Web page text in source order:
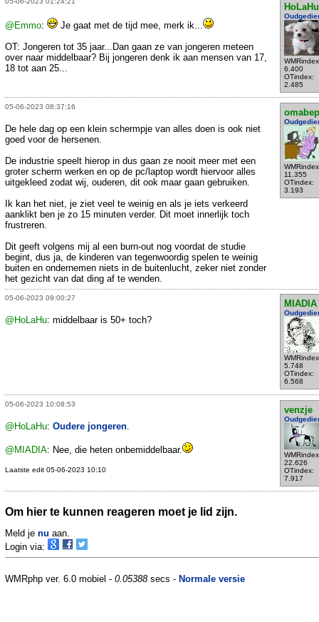
HoLaHu
6.400
OTindex:
2.485
@Emmo:
Je gaat met de tijd mee, merk ik...
OT: Jongeren tot 35 jaar...Dan gaan ze van jongeren meteen
over naar middelbaar? Bij jongeren denk ik aan mensen van 17,
18 tot aan 25...
05-06-2023 08:37:16
omabep
11.355
OTindex:
3.193
De hele dag op een klein schermpje van alles doen is ook niet
goed voor de hersenen.
De industrie speelt hierop in dus gaan ze nooit meer met een
groter scherm werken en op de pc/laptop wordt hiervoor alles
uitgekleed zodat wij, ouderen, dit ook maar gaan gebruiken.
Ik kan het niet, je ziet veel te weinig en als je iets verkeerd
aanklikt ben je zo 15 minuten verder. Dit moet innerlijk toch
frustreren.
Dit geeft volgens mij al een burn-out nog voordat de studie
begint, dus ja, de kinderen van tegenwoordig spelen te weinig
buiten en ondernemen niets in de buitenlucht, zeker niet zonder
het gezicht van dat ding af te wenden.
05-06-2023 09:00:27
MIADIA
5.748
OTindex:
6.568
@HoLaHu: middelbaar is 50+ toch?
05-06-2023 10:08:53
venzje
22.626
OTindex:
7.917
@HoLaHu: Oudere jongeren
@MIADIA: Nee, die heten onbemiddelbaar.
Laatste edit 05-06-2023 10:10
Om hier te kunnen reageren moet je lid zijn.
Meld je nu aan.
Login via:
WMRphp ver. 6.0 mobiel - 0.05388secs - Normale versie